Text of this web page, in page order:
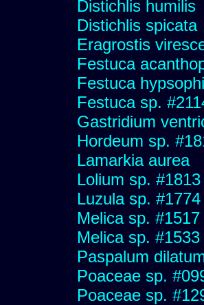
Distichlis humilis
Distichlis spicata
Eragrostis
Festuca
Festuca
Festuca sp.
Gastridium
Hordeum sp.
Lamarkia aurea
Lolium sp. #1813
Luzula sp. #1774
Melica sp. #1517
Melica sp. #1533
Paspalum
Poaceae sp.
Poaceae sp.